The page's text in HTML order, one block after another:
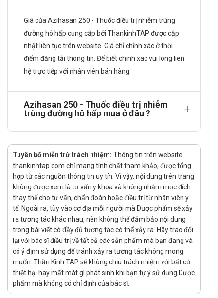
Dùng đường uống với 1 liều duy nhất trong ngày, 1 giờ trước
ăn hoặc 2 giờ sau ăn.
Người lớn:
Các tình trạng viêm đường hô hấp, da, mô mềm: uống liều
viên).
theo dùng với liều 5mg/kg/ngày.
Trẻ dưới 6 tháng tuổi cho có thông tin về tính an toàn và
hiệu quả nên không khuyến cáo sử dụng.
Chống chỉ định
Thuốc Azihasan 250 không được sử dụng trong các trường hợp:
Tác dụng phụ của thuốc Azihasan 250
Đường tiêu hóa: buồn nôn, nôn, tiêu chảy, phân lỏng, khó chịu
ở bụng (đau hoặc chuột rút), đầy hơi.
Tạo máu: Giảm bạch cầu thoáng qua đôi khi được thấy trong
Giá của Azihasan 250 - Thuốc điều trị nhiễm trùng
đường hô hấp cung cấp bởi ThankinhTAP được cập
nhật liên tục trên website. Giá chỉ chỉnh xác ở thời
điểm đăng tải thông tin. Để biết chính xác vui lòng liên
hệ trực tiếp với nhân viên bán hàng.
Azihasan 250 - Thuốc điều trị nhiễm
trùng đường hô hấp mua ở đâu ?
Tuyên bố miễn trừ trách nhiệm: Thông tin trên website
thankinhtap.com chỉ mang tính chất tham khảo, được tổng
hợp từ các nguồn thông tin uy tín. Vì vậy. nội dung trên trang
không được xem là tư vấn y khoa và không nhằm mục đích
thay thế cho tư vấn, chẩn đoán hoặc điều trị từ nhân viên y
tế. Ngoài ra, tùy vào cơ địa mỗi người mà Dược phẩm sẽ xảy
ra tương tác khác nhau, nên không thể đảm bảo nội dung
trong bài viết có đầy đủ tương tác có thể xảy ra. Hãy trao đổi
lại với bác sĩ điều trị về tất cả các sản phẩm mà bạn đang và
có ý định sử dụng để tránh xảy ra tương tác không mong
muốn. Thần Kinh TAP sẽ không chịu trách nhiệm với bất cứ
thiệt hại hay mất mát gì phát sinh khi bạn tự ý sử dụng Dược
phẩm mà không có chỉ định của bác sĩ.